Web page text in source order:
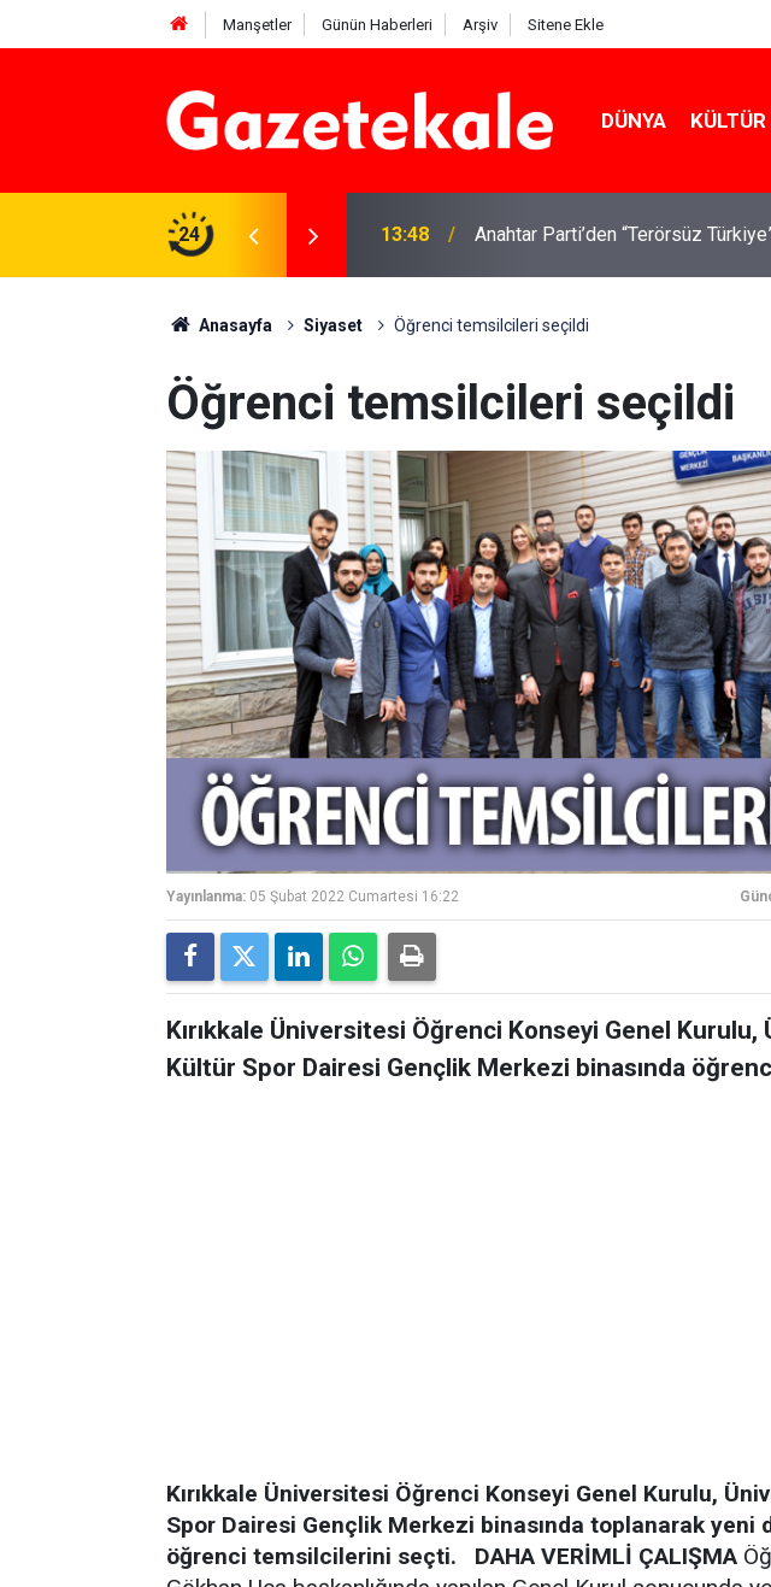
Manşetler Günün Haberleri Arşiv Sitene Ekle
DÜNYA
24
Beyaz Listeden aday 13:48 Anahtar Parti’den “Terörsüz
Anasayfa Siyaset Öğrenci temsilcileri seçildi
Öğrenci temsilcileri seçildi
Yayınlanma: 05 Şubat 2022 Cumartesi 16:22
Kırıkkale Üniversitesi Öğrenci Konseyi Genel Kurulu,
Kültür Spor Dairesi Gençlik Merkezi binasında
Kırıkkale Üniversitesi Öğrenci Konseyi Genel Kurulu,
Spor Dairesi Gençlik Merkezi binasında toplanarak yeni
öğrenci temsilcilerini seçti.
DAHA VERİMLİ ÇALIŞMA